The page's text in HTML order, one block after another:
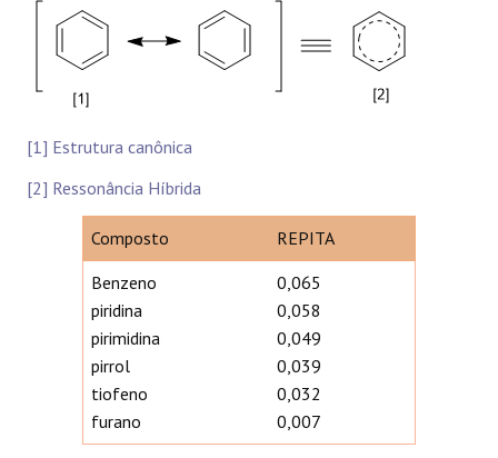
[1] Estrutura canônica
[2] Ressonância Híbrida
Composto
REPITA
Benzeno
piridina
pirimidina
pirrol
tiofeno
furano
0,065
0,058
0,049
0,039
0,032
0,007